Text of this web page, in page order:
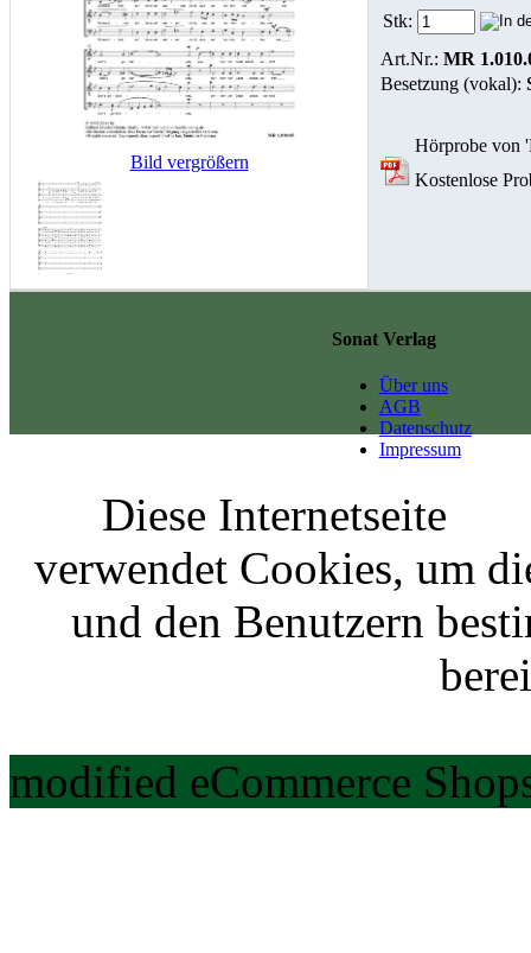
Bild vergrößern
Stk:
Art.Nr.: MR
Besetzung (vokal):
Hörprobe von
Kostenlose
Sonat Verlag
Über uns
AGB
Datenschutz
Impressum
Diese Internetseite
verwendet Cookies, um
und den Benutzern
modified eCommerce